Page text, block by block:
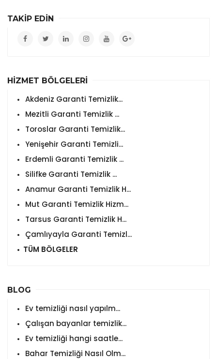
TAKİP EDİN
HİZMET BÖLGELERİ
Akdeniz Garanti Temizlik...
Mezitli Garanti Temizlik ...
Toroslar Garanti Temizlik...
Yenişehir Garanti Temizli...
Erdemli Garanti Temizlik ...
Silifke Garanti Temizlik ...
Anamur Garanti Temizlik H...
Mut Garanti Temizlik Hizm...
Tarsus Garanti Temizlik H...
Çamlıyayla Garanti Temizl...
TÜM BÖLGELER
BLOG
Ev temizliği nasıl yapılm...
Çalışan bayanlar temizlik...
Ev temizliği hangi saatle...
Bahar Temizliği Nasıl Olm...